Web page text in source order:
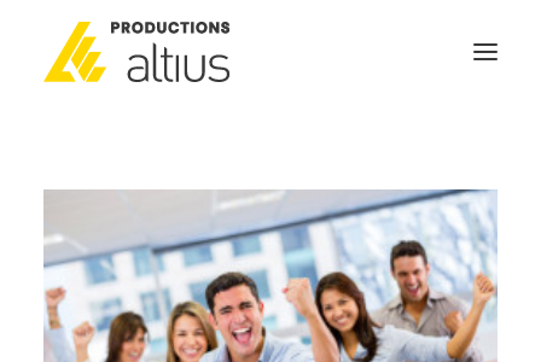
MISSION
NOS SERVICES
POURQUOI INVESTIR